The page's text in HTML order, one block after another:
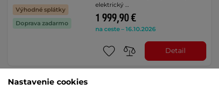
Výhodné splátky
Doprava zadarmo
elektrický …
1 999,90 €
na ceste – 16.10.2026
Detail
Nastavenie cookies